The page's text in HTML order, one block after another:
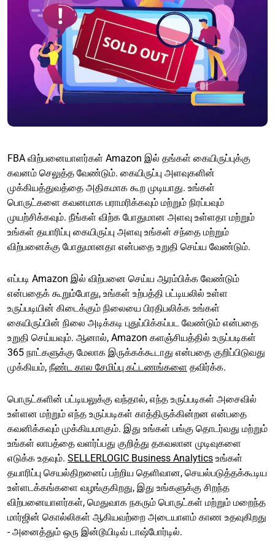
FBA விற்பனையாளர்கள் Amazon இல் தங்கள் கையிருப்புக்கு
கவனம் செலுத்த வேண்டும். கையிருப்பு அளவுகளின்
முக்கியத்துவத்தை அதிகமாக கூற முடியாது. உங்கள்
பொருட்களை கவனமாக பராமரிக்கவும் மற்றும் நிரப்பவும்
முயற்சிக்கவும். நீங்கள் விற்க போதுமான அளவு உள்ளதா மற்றும்
உங்கள் தயாரிப்பு கையிருப்பு அளவு உங்கள் சந்தை மற்றும்
விற்பனைக்கு போதுமானதா என்பதை உறுதி செய்ய வேண்டும்.
எப்படி Amazon இல் விற்பனை செய்ய ஆரம்பிக்க வேண்டும்
என்பதைக் கூறும்போது, உங்கள் உற்பத்தி பட்டியலில் உள்ள
உருப்படியின் கிடைக்கும் நிலையை பிரதிபலிக்க உங்கள்
கையிருப்பின் நிலை அடிக்கடி புதுப்பிக்கப்பட வேண்டும் என்பதை
உறுதி செய்யவும். ஆனால், Amazon களஞ்சியத்தில் உருப்படிகள்
365 நாட்களுக்கு மேலாக இருக்கக்கூடாது என்பதை குறிப்பிடுவது
முக்கியம், நீண்ட கால சேமிப்பு கட்டணங்களை தவிர்க்க.
பொருட்களின் பட்டியலுக்கு வந்தால், எந்த உருப்படிகள் அசைவில்
உள்ளன மற்றும் எந்த உருப்படிகள் காத்திருக்கின்றன என்பதை
கவனிக்கவும் முக்கியமாகும். இது உங்கள் பங்கு தொடர்வது மற்றும்
உங்கள் லாபத்தை வளர்ப்பது குறித்து தகவலான முடிவுகளை
எடுக்க உதவும். SELLERLOGIC Business Analytics உங்கள்
தயாரிப்பு செயல்திறனைப் பற்றிய தெளிவான, செயல்படுத்தக்கூடிய
உள்ளடக்கங்களை வழங்குகிறது, இது உங்களுக்கு சிறந்த
விற்பனையாளர்கள், மெதுவாக நகரும் பொருட்கள் மற்றும் மறைந்த
மார்ஜின் கொல்லிகள் ஆகியவற்றை அடையாளம் காண உதவுகிறது
- அனைத்தும் ஒரு இன்டூயிடிவ் டாஷ்போர்டில்.